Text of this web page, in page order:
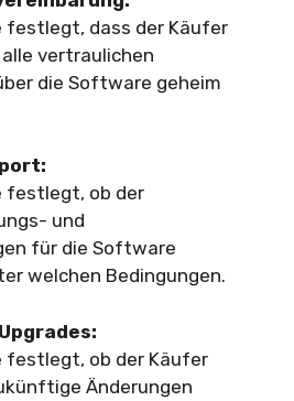
festlegt, dass der Käufer
vertraulichen
die Software geheim
festlegt, ob der
und
für die Software
welchen Bedingungen.
festlegt, ob der Käufer
Änderungen